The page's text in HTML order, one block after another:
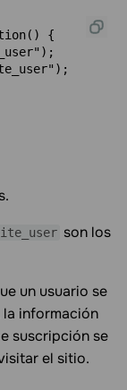
{
son los
un usuario se
información
suscripción se
el sitio.